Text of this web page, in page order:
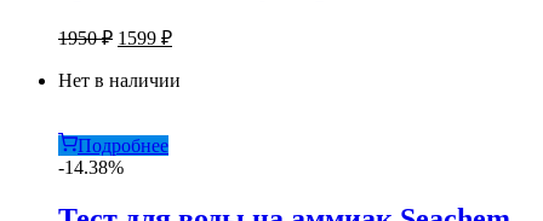
1950₽ Первоначальная
составляла
1599 ₽Текущая
1599 ₽.
Нет в наличии
Подробнее
-14.38%